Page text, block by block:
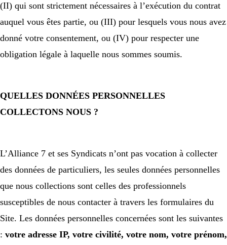
(II) qui sont strictement nécessaires à l’exécution du contrat
auquel vous êtes partie, ou (III) pour lesquels vous nous avez
donné votre consentement, ou (IV) pour respecter une
obligation légale à laquelle nous sommes soumis.
QUELLES DONNÉES PERSONNELLES
COLLECTONS NOUS ?
L’Alliance 7 et ses Syndicats n’ont pas vocation à collecter
des données de particuliers, les seules données personnelles
que nous collections sont celles des professionnels
susceptibles de nous contacter à travers les formulaires du
Site. Les données personnelles concernées sont les suivantes
: votre adresse IP, votre civilité, votre nom, votre prénom,